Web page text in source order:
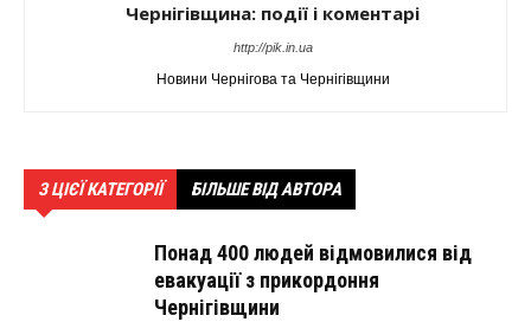
Чернігівщина: події і коментарі
http://pik.in.ua
Новини Чернігова та Чернігівщини
З ЦІЄЇ КАТЕГОРІЇ БІЛЬШЕ ВІД АВТОРА
Понад 400 людей відмовилися від
евакуації з прикордоння
Чернігівщини